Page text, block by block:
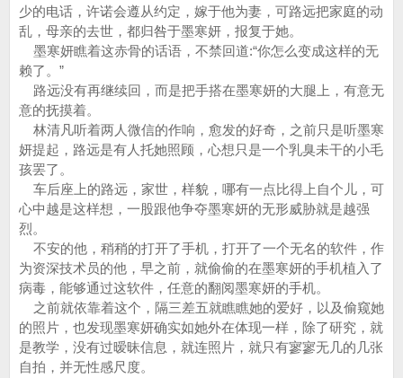
少的电话，许诺会遵从约定，嫁于他为妻，可路远把家庭的动
乱，母亲的去世，都归咎于墨寒妍，报复于她。
墨寒妍瞧着这赤骨的话语，不禁回道:“你怎么变成这样的无
赖了。”
路远没有再继续回，而是把手搭在墨寒妍的大腿上，有意无
意的抚摸着。
林清凡听着两人微信的作响，愈发的好奇，之前只是听墨寒
妍提起，路远是有人托她照顾，心想只是一个乳臭未干的小毛
孩罢了。
车后座上的路远，家世，样貌，哪有一点比得上自个儿，可
心中越是这样想，一股跟他争夺墨寒妍的无形威胁就是越强
烈。
不安的他，稍稍的打开了手机，打开了一个无名的软件，作
为资深技术员的他，早之前，就偷偷的在墨寒妍的手机植入了
病毒，能够通过这软件，任意的翻阅墨寒妍的手机。
之前就依靠着这个，隔三差五就瞧瞧她的爱好，以及偷窥她
的照片，也发现墨寒妍确实如她外在体现一样，除了研究，就
是教学，没有过暧昧信息，就连照片，就只有寥寥无几的几张
自拍，并无性感尺度。